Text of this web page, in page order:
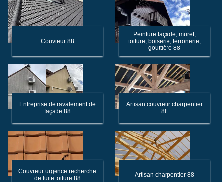
Couvreur 88
Peinture façade, muret,
toiture, boiserie, ferronerie,
gouttière 88
Entreprise de ravalement de
façade 88
Artisan couvreur charpentier
88
Couvreur urgence recherche
de fuite toiture 88
Artisan charpentier 88